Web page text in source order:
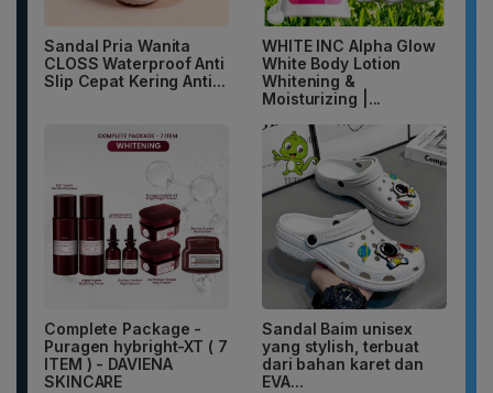
Sandal Pria Wanita
CLOSS Waterproof Anti
Slip Cepat Kering Anti...
WHITE INC Alpha Glow
White Body Lotion
Whitening &
Moisturizing |...
Complete Package -
Puragen hybright-XT ( 7
ITEM ) - DAVIENA
SKINCARE
Sandal Baim unisex
yang stylish, terbuat
dari bahan karet dan
EVA...